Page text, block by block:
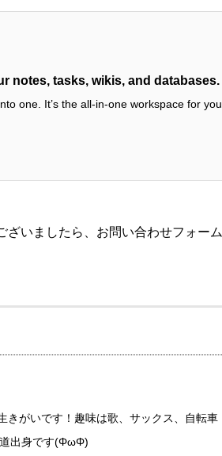
notes, tasks, wikis, and databases.
one. It’s the all-in-one workspace for you
いましたら、 お問い合わせフォーム
きがいです！趣味は歌、サックス、自転車
道出身です(ΦωΦ)